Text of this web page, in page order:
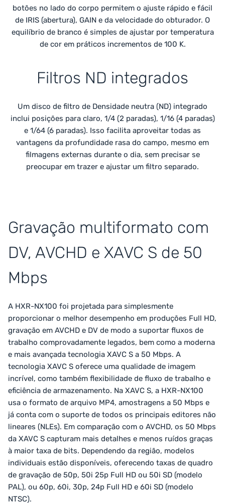
botões no lado do corpo permitem o ajuste rápido e fácil
de IRIS (abertura), GAIN e da velocidade do obturador. O
equilíbrio de branco é simples de ajustar por temperatura
de cor em práticos incrementos de 100 K.
Filtros ND integrados
Um disco de filtro de Densidade neutra (ND) integrado
inclui posições para claro, 1/4 (2 paradas), 1/16 (4 paradas)
e 1/64 (6 paradas). Isso facilita aproveitar todas as
vantagens da profundidade rasa do campo, mesmo em
filmagens externas durante o dia, sem precisar se
preocupar em trazer e ajustar um filtro separado.
Gravação multiformato com
DV, AVCHD e XAVC S de 50
Mbps
A HXR-NX100 foi projetada para simplesmente
proporcionar o melhor desempenho em produções Full HD,
gravação em AVCHD e DV de modo a suportar fluxos de
trabalho comprovadamente legados, bem como a moderna
e mais avançada tecnologia XAVC S a 50 Mbps. A
tecnologia XAVC S oferece uma qualidade de imagem
incrível, como também flexibilidade de fluxo de trabalho e
eficiência de armazenamento. Na XAVC S, a HXR-NX100
usa o formato de arquivo MP4, amostragens a 50 Mbps e
já conta com o suporte de todos os principais editores não
lineares (NLEs). Em comparação com o AVCHD, os 50 Mbps
da XAVC S capturam mais detalhes e menos ruídos graças
à maior taxa de bits. Dependendo da região, modelos
individuais estão disponíveis, oferecendo taxas de quadro
de gravação de 50p, 50i 25p Full HD ou 50i SD (modelo
PAL), ou 60p, 60i, 30p, 24p Full HD e 60i SD (modelo
NTSC).